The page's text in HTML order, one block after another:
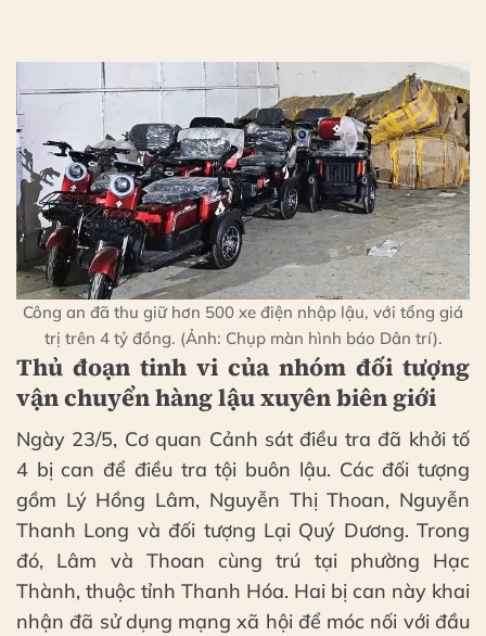
Công an đã thu giữ hơn 500 xe điện nhập lậu, với tổng giá
trị trên 4 tỷ đồng. (Ảnh: Chụp màn hình báo Dân trí).
Thủ đoạn tinh vi của nhóm đối tượng
vận chuyển hàng lậu xuyên biên giới
Ngày 23/5, Cơ quan Cảnh sát điều tra đã khởi tố
4 bị can để điều tra tội buôn lậu. Các đối tượng
gồm Lý Hồng Lâm, Nguyễn Thị Thoan, Nguyễn
Thanh Long và đối tượng Lại Quý Dương. Trong
đó, Lâm và Thoan cùng trú tại phường Hạc
Thành, thuộc tỉnh Thanh Hóa. Hai bị can này khai
nhận đã sử dụng mạng xã hội để móc nối với đầu